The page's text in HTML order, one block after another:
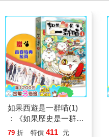
如果西遊是一群喵(1)
：《如果歷史是一群
喵》作者最新力作，附
79 折 特價 411 元